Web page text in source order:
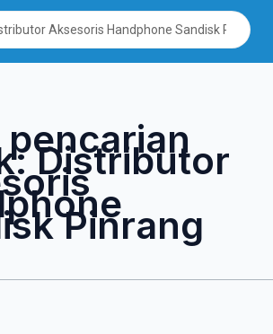
pencarian
Distributor
Pinrang